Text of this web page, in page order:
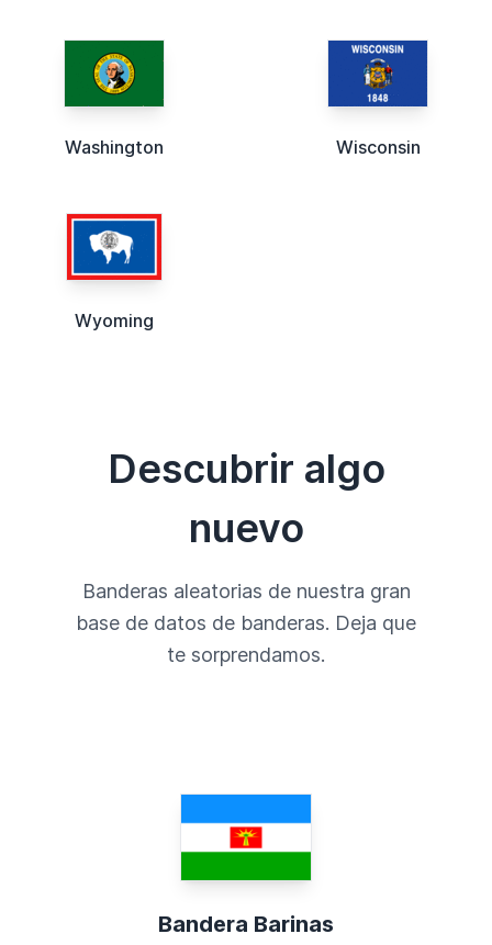
Washington Wisconsin
Wyoming
Descubrir algo
nuevo
Banderas aleatorias de nuestra gran
base de datos de banderas. Deja que
te sorprendamos.
Bandera Barinas